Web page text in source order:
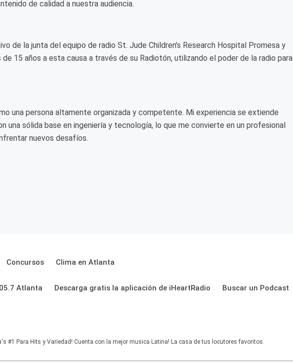
de calidad a nuestra audiencia.
de la junta del equipo de radio St. Jude Children’s Research Hospital Promesa y
de 15 años a esta causa a través de su Radiotón, utilizando el poder de la radio para
una persona altamente organizada y competente. Mi experiencia se extiende
una sólida base en ingeniería y tecnología, lo que me convierte en un profesional
nuevos desafíos.
Concursos Clima en Atlanta
Atlanta Descarga gratis la aplicación de iHeartRadio Buscar un Podcast
#1 Para Hits y Variedad! Cuenta con la mejor musica Latina! La casa de tus locutores favoritos.